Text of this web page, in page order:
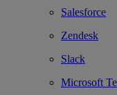
Salesforce
Zendesk
Slack
Microsoft